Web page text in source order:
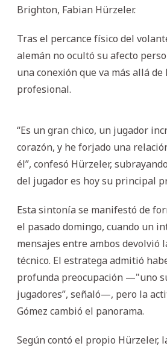
Brighton, Fabian Hürzeler.
Tras el percance físico del
alemán no ocultó su afecto
una conexión que va más allá de
profesional.
“Es un gran chico, un jugador
corazón, y he forjado una
él”, confesó Hürzeler,
del jugador es hoy su principal
Esta sintonía se manifestó de
el pasado domingo, cuando un
mensajes entre ambos devolvió
técnico. El estratega admitió
profunda preocupación —"uno
jugadores”, señaló—, pero la
Gómez cambió el panorama.
Según contó el propio Hürzeler,